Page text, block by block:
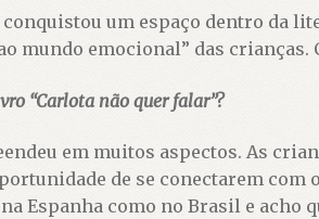
um espaço dentro da
mundo emocional” das
“Carlota não quer falar”?
em muitos aspectos. As
de se conectarem
Espanha como no Brasil e acho